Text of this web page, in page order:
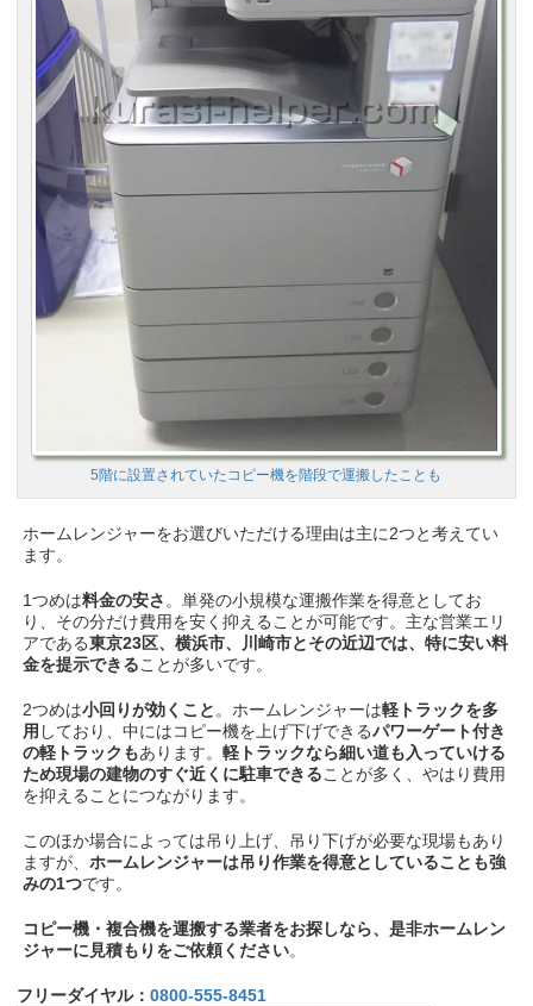
5階に設置されていたコピー機を階段で運搬したことも
ホームレンジャーをお選びいただける理由は主に2つと考えてい
ます。
1つめは料金の安さ 。単発の小規模な運搬作業を得意としてお
り、その分だけ費用を安く抑えることが可能です。主な営業エリ
アである東京23区、横浜市、川崎市とその近辺では、特に安い料
金を提示できることが多いです。
2つめは小回りが効くこと 。ホームレンジャーは軽トラックを多
用 しており、中にはコピー機を上げ下げできるパワーゲート付き
の軽トラックもあります。軽トラックなら細い道も入っていける
ため現場の建物のすぐ近くに駐車できることが多く、やはり費用
を抑えることにつながります。
このほか場合によっては吊り上げ、吊り下げが必要な現場もあり
ますが、ホームレンジャーは吊り作業を得意としていることも強
みの1つです。
コピー機・複合機を運搬する業者をお探しなら、是非ホームレン
ジャーに見積もりをご依頼ください。
フリーダイヤル：0800-555-8451